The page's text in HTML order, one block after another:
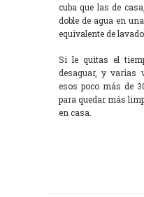
cuba que las de
doble de agua en
equivalente de
Si le quitas el
desaguar, y varias
esos poco más de
para quedar más
en casa.